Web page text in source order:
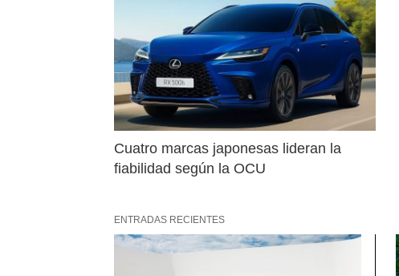
Cuatro marcas japonesas lideran la
fiabilidad según la OCU
ENTRADAS RECIENTES